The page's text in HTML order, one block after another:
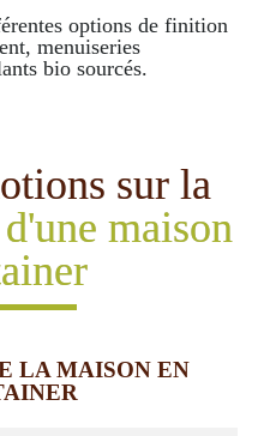
options de finition
menuiseries
bio sourcés.
sur la
maison
LA MAISON EN